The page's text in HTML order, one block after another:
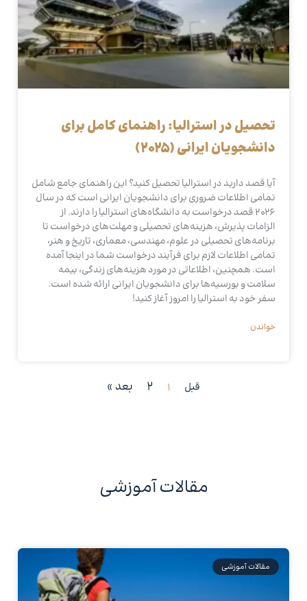
تحصیل در استرالیا: راهنمای کامل برای
دانشجویان ایرانی (2025)
آیا قصد دارید در استرالیا تحصیل کنید؟ این راهنمای جامع شامل
تمامی اطلاعات ضروری برای دانشجویان ایرانی است که در سال
2026 قصد درخواست به دانشگاه‌های استرالیا را دارند. از
الزامات پذیرش، هزینه‌های تحصیلی و مهلت‌های درخواست تا
برنامه‌های تحصیلی در علوم، مهندسی، معماری، تاریخ و هنر،
تمامی اطلاعات لازم برای فرآیند درخواست شما در اینجا آمده
است. همچنین، اطلاعاتی در مورد هزینه‌های زندگی، بیمه
سلامت و بورسیه‌ها برای دانشجویان ایرانی ارائه شده است.
سفر خود به استرالیا را امروز آغاز کنید!
خواندن
قبل 1
2 بعد »
مقالات آموزشی
مقالات آموزشی